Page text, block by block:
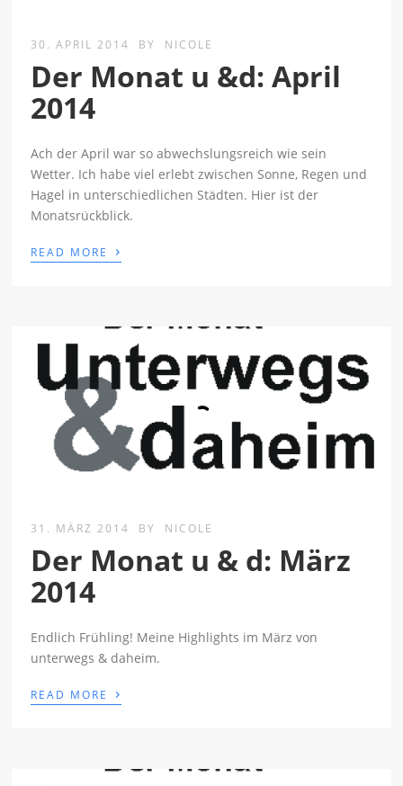
30. APRIL 2014 BY NICOLE
Der Monat u &d: April
2014
Ach der April war so abwechslungsreich wie sein
Wetter. Ich habe viel erlebt zwischen Sonne, Regen und
Hagel in unterschiedlichen Städten. Hier ist der
Monatsrückblick.
READ MORE ›
31. MÄRZ 2014 BY NICOLE
Der Monat u & d: März
2014
Endlich Frühling! Meine Highlights im März von
unterwegs & daheim.
READ MORE ›